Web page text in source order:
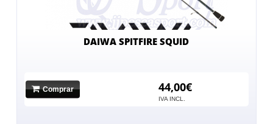
DAIWA SPITFIRE SQUID
Comprar 44,00€
IVA INCL.